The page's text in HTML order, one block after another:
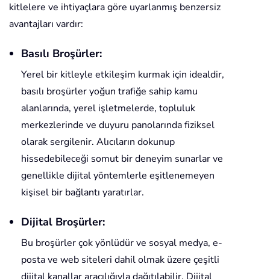
kitlelere ve ihtiyaçlara göre uyarlanmış benzersiz
avantajları vardır:
Basılı Broşürler:
Yerel bir kitleyle etkileşim kurmak için idealdir,
basılı broşürler yoğun trafiğe sahip kamu
alanlarında, yerel işletmelerde, topluluk
merkezlerinde ve duyuru panolarında fiziksel
olarak sergilenir. Alıcıların dokunup
hissedebileceği somut bir deneyim sunarlar ve
genellikle dijital yöntemlerle eşitlenemeyen
kişisel bir bağlantı yaratırlar.
Dijital Broşürler:
Bu broşürler çok yönlüdür ve sosyal medya, e-
posta ve web siteleri dahil olmak üzere çeşitli